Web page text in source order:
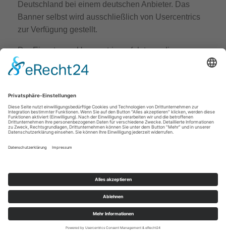
Deutschland bei einem deutschen Anbieter. Das
Banner selbst wird ausschließlich von Usercentrics
zur Verfügung gestellt.
Der Einsatz von Usercentrics erfolgt, um die
gesetzlich vorgeschriebenen Einwilligungen für den
Einsatz bestimmter Technologien einzuholen.
Auftragsverarbeitung
Wir haben einen Vertrag über Auftragsverarbeitung
(AVV) zur Nutzung des oben genannten Dienstes
datenschutzrechtlich vorgeschriebenen Vertrag, der
gewährleistet, dass dieser die personenbezogenen
Daten unserer Websitebesucher nur nach unseren
Weisungen und unter Einhaltung der DSGVO
verarbeitet.